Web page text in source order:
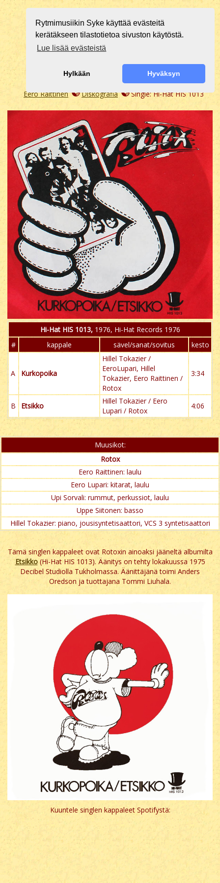
Rytmimusiikin Syke käyttää evästeitä
kerätäkseen tilastotietoa sivuston käytöstä.
Lue lisää evästeistä
Hylkään Hyväksyn
Eero Raittinen Diskografia Single: Hi-Hat HIS 1013
Hi-Hat HIS 1013, 1976, Hi-Hat Records 1976
#
kappale sävel/sanat/sovitus kesto
A Kurkopoika
Hillel Tokazier /
EeroLupari, Hillel
Tokazier, Eero Raittinen /
Rotox
3:34
B Etsikko
Hillel Tokazier / Eero
Lupari / Rotox
4:06
Muusikot:
Rotox
Eero Raittinen: laulu
Eero Lupari: kitarat, laulu
Upi Sorvali: rummut, perkussiot, laulu
Uppe Siitonen: basso
Hillel Tokazier: piano, jousisyntetisaattori, VCS 3 syntetisaattori
Tämä singlen kappaleet ovat Rotoxin ainoaksi jääneltä albumilta
Etsikko(Hi-Hat HIS 1013). Äänitys on tehty lokakuussa 1975
Decibel Studiolla Tukholmassa. Äänittäjänä toimi Anders
Oredson ja tuottajana Tommi Liuhala.
Kuuntele singlen kappaleet Spotifystä: